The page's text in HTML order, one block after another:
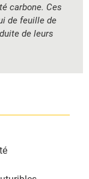
carbone. Ces
de feuille de
de leurs